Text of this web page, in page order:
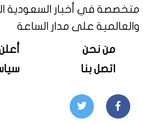
متخصصة في أخبار السعودية
والعالمية على مدار الساعة
من نحن
اتصل بنا